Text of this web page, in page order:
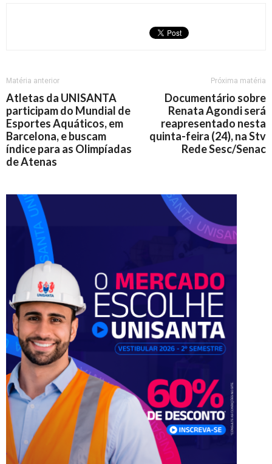
Matéria anterior
Atletas da UNISANTA
participam do Mundial de
Esportes Aquáticos, em
Barcelona, e buscam
índice para as Olimpíadas
de Atenas
Próxima matéria
Documentário sobre
Renata Agondi será
reapresentado nesta
quinta-feira (24), na Stv
Rede Sesc/Senac